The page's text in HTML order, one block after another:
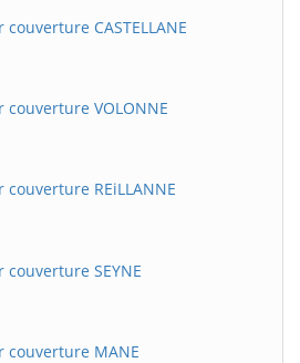
CASTELLANE
VOLONNE
REiLLANNE
SEYNE
couverture MANE